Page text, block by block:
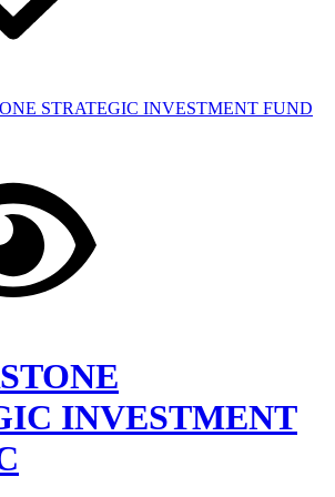
STRATEGIC INVESTMENT FUND
INVESTMENT